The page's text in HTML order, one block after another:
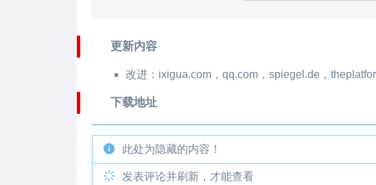
更新内容
改进：ixigua.com，qq.com，spiegel.de，
下载地址
此处为隐藏的内容！
发表评论并刷新，才能查看